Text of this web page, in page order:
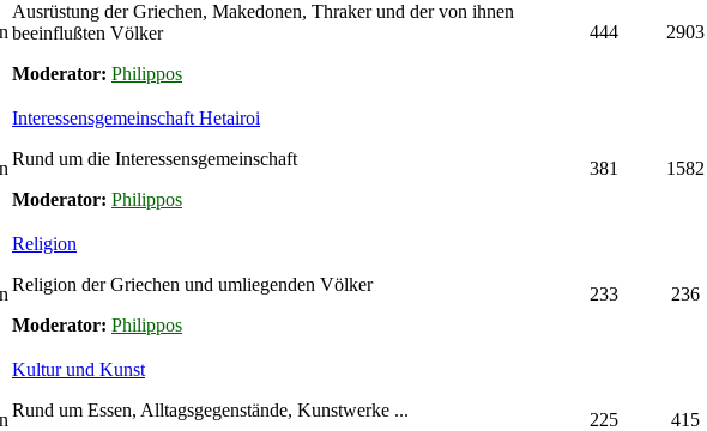
Ausrüstung der Griechen, Makedonen, Thraker und der von ihnen
beeinflußten Völker
Moderator: Philippos
444 2903
Interessensgemeinschaft Hetairoi
Rund um die Interessensgemeinschaft
Moderator: Philippos
381 1582
Religion
Religion der Griechen und umliegenden Völker
Moderator: Philippos
233 236
Kultur und Kunst
Rund um Essen, Alltagsgegenstände, Kunstwerke ...
225 415